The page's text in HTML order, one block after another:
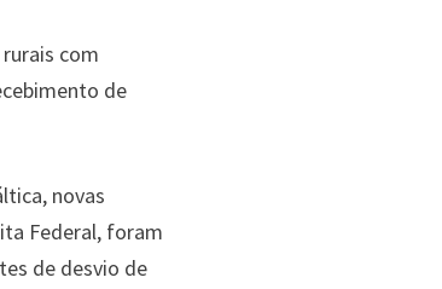
com
de
novas
Federal, foram
de desvio de